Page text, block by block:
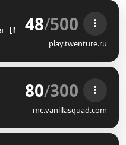
J^ 48/500
play.twenture.ru
80/300
mc.vanillasquad.com